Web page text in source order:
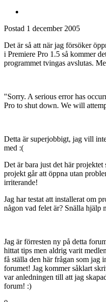
Postad 1 december 2005
Det är så att när jag försöker
i Premiere Pro 1.5 så kommer
programmet tvingas avslutas.
"Sorry. A serious error has
Pro to shut down. We will
Detta är superjobbigt, jag vill
med :(
Det är bara just det här
projekt går att öppna utan
irriterande!
Jag har testat att installerat om
någon vad felet är? Snälla hjälp
Jag är förresten ny på detta
hittat tips men aldrig varit
få ställa den här frågan som jag
forumet! Jag kommer såklart
var anledningen till att jag
forum! :)